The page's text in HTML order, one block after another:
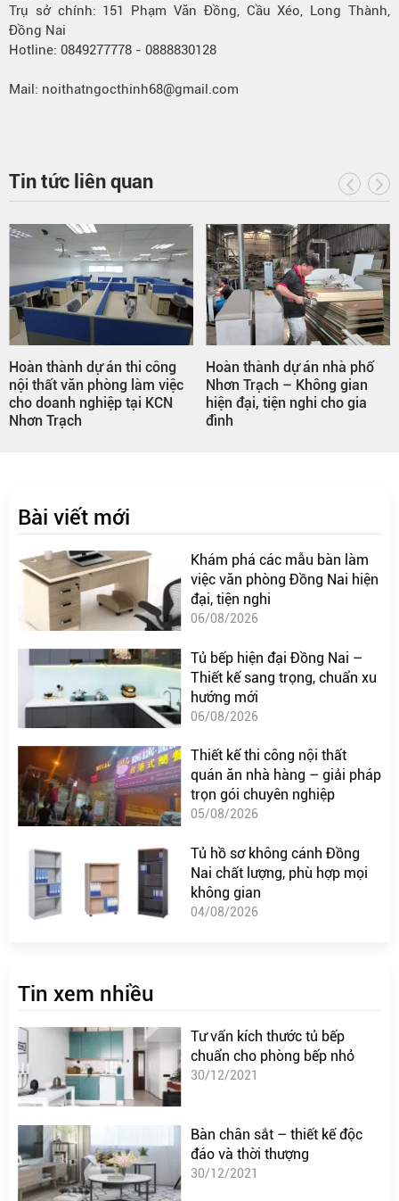
Trụ sở chính: 151 Phạm Văn Đồng, Cầu Xéo, Long Thành,
Đồng Nai
Hotline: 0849277778 - 0888830128
Mail: noithatngocthinh68@gmail.com
Tin tức liên quan
Hoàn thành dự án thi công
nội thất văn phòng làm việc
cho doanh nghiệp tại KCN
Nhơn Trạch
Hoàn thành dự án nhà phố
Nhơn Trạch – Không gian
hiện đại, tiện nghi cho gia
đình
Bài viết mới
Khám phá các mẫu bàn làm
việc văn phòng Đồng Nai hiện
đại, tiện nghi
06/08/2026
Tủ bếp hiện đại Đồng Nai –
Thiết kế sang trọng, chuẩn xu
hướng mới
06/08/2026
Thiết kế thi công nội thất
quán ăn nhà hàng – giải pháp
trọn gói chuyên nghiệp
05/08/2026
Tủ hồ sơ không cánh Đồng
Nai chất lượng, phù hợp mọi
không gian
04/08/2026
Tin xem nhiều
Tư vấn kích thước tủ bếp
chuẩn cho phòng bếp nhỏ
30/12/2021
Bàn chân sắt – thiết kế độc
đáo và thời thượng
30/12/2021